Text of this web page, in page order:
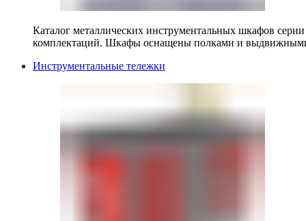
Каталог металлических инструментальных шкафов
комплектаций. Шкафы оснащены полками и
Инструментальные тележки